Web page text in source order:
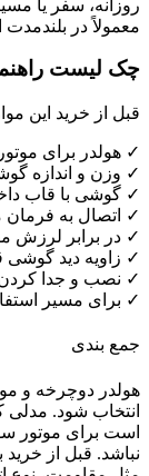
روزانه، سفر یا
معمولاً در
چک لیست
قبل از خرید این
✓ هولدر برای
✓ وزن و اندازه
✓ گوشی با قاب
✓ اتصال به
✓ در برابر لرزش
✓ زاویه دید گوشی
✓ نصب و جدا
✓ برای مسیر
جمع بندی
هولدر دوچرخه و
انتخاب شود.
است برای موتور
نباشد. قبل از